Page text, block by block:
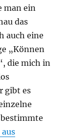
man ein
das
auch eine
„Können
die mich in
gibt es